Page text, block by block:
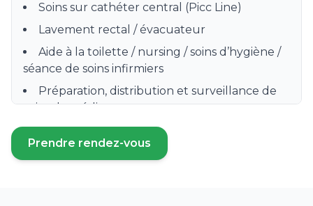
Soins sur cathéter central (Picc Line)
Lavement rectal / évacuateur
Aide à la toilette / nursing / soins d’hygiène /
séance de soins infirmiers
Préparation, distribution et surveillance de
prise de médicament
Pose de bas de contention, bas à varices
Instillation de collyres, gouttes oculaires
Prendre rendez-vous
(ouvre un nouvel onglet)